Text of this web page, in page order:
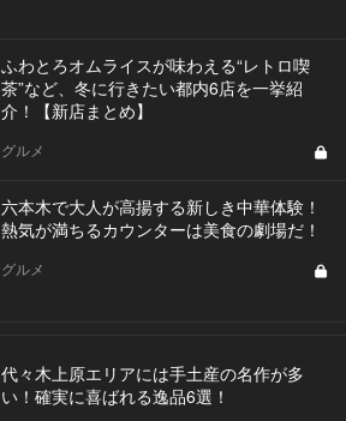
ふわとろオムライスが味わえる“レトロ喫
茶”など、冬に行きたい都内6店を一挙紹
介！【新店まとめ】
グルメ
六本木で大人が高揚する新しき中華体験！
熱気が満ちるカウンターは美食の劇場だ！
グルメ
代々木上原エリアには手土産の名作が多
い！確実に喜ばれる逸品6選！